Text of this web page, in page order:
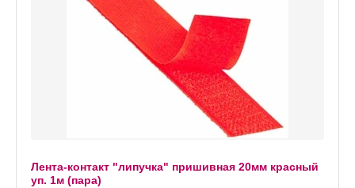
Лента-контакт "липучка" пришивная 20мм красный
уп. 1м (пара)